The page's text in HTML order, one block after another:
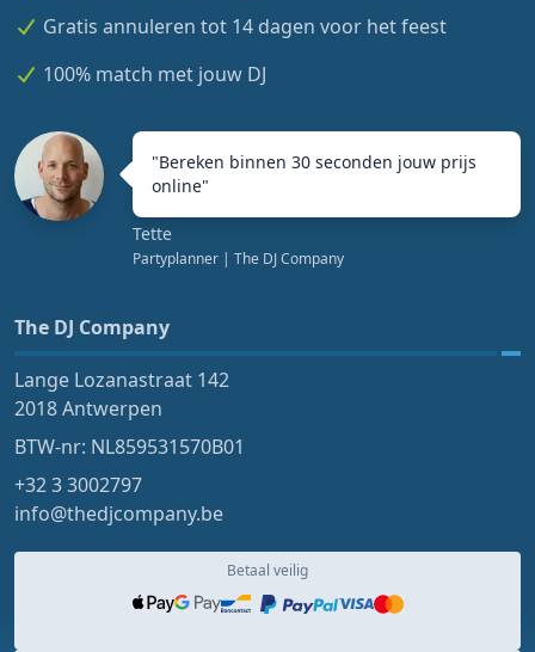
Gratis annuleren tot 14 dagen voor het feest
100% match met jouw DJ
"Bereken binnen 30 seconden jouw prijs
online"
Tette
Partyplanner | The DJ Company
The DJ Company
Lange Lozanastraat 142
2018 Antwerpen
BTW-nr: NL859531570B01
+32 3 3002797
info@thedjcompany.be
Betaal veilig